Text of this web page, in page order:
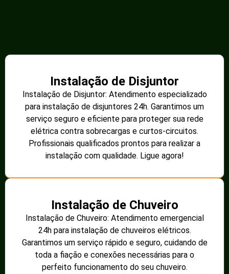
Instalação de Disjuntor
Instalação de Disjuntor: Atendimento especializado
para instalação de disjuntores 24h. Garantimos um
serviço seguro e eficiente para proteger sua rede
elétrica contra sobrecargas e curtos-circuitos.
Profissionais qualificados prontos para realizar a
instalação com qualidade. Ligue agora!
Instalação de Chuveiro
Instalação de Chuveiro: Atendimento emergencial
24h para instalação de chuveiros elétricos.
Garantimos um serviço rápido e seguro, cuidando de
toda a fiação e conexões necessárias para o
perfeito funcionamento do seu chuveiro.